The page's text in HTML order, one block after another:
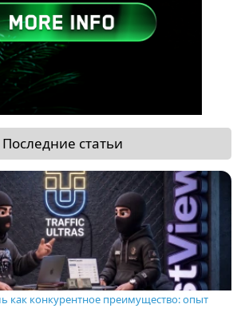
Последние статьи
как конкурентное преимущество: опыт